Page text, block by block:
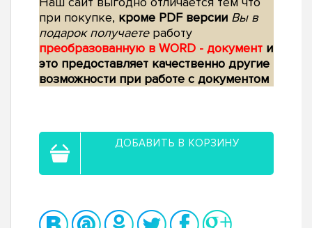
при покупке, кроме PDF версии Вы в
подарок получаетеработу
преобразованную в WORD - документ и
это предоставляет качественно другие
возможности при работе с документом
ДОБАВИТЬ В КОРЗИНУ